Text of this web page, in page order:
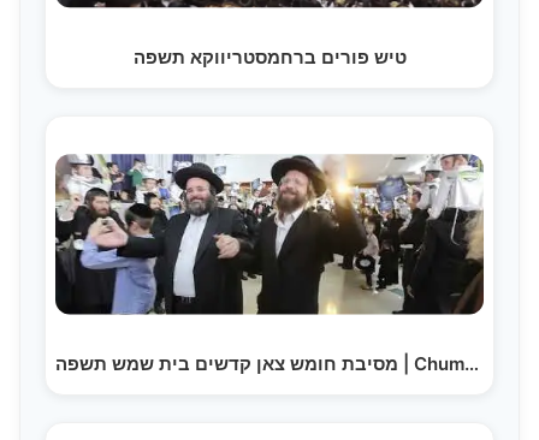
טיש פורים ברחמסטריווקא תשפה
מסיבת חומש צאן קדשים בית שמש תשפה | Chumash Seuda in…